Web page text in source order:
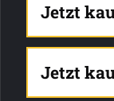
Jetzt
Jetzt